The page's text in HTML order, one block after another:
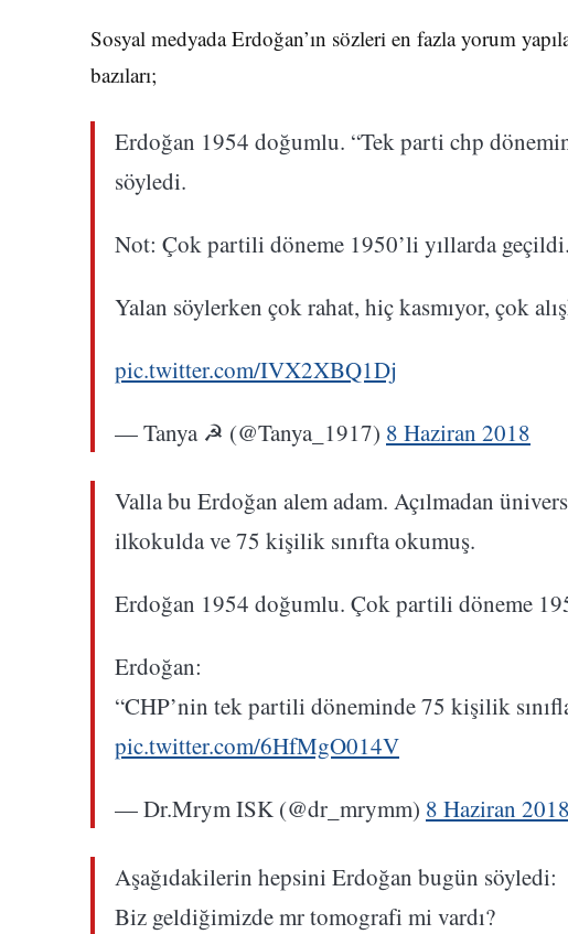
Sosyal medyada Erdoğan’ın sözleri en fazla yorum
bazıları;
Erdoğan 1954 doğumlu. “Tek parti chp
söyledi.
Not: Çok partili döneme 1950’li yıllarda geçildi.
Yalan söylerken çok rahat, hiç kasmıyor, çok
pic.twitter.com/IVX2XBQ1Dj
— Tanya ☭ (@Tanya_1917) 8 Haziran 2018
Valla bu Erdoğan alem adam. Açılmadan
ilkokulda ve 75 kişilik sınıfta okumuş.
Erdoğan 1954 doğumlu. Çok partili döneme
Erdoğan:
“CHP’nin tek partili döneminde 75 kişilik
pic.twitter.com/6HfMgO014V
— Dr.Mrym ISK (@dr_mrymm) 8 Haziran 2018
Aşağıdakilerin hepsini Erdoğan bugün söyledi:
Biz geldiğimizde mr tomografi mi vardı?